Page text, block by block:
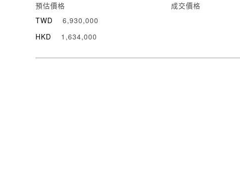
預估價格
TWD
6,930,000
HKD
1,634,000
成交價格